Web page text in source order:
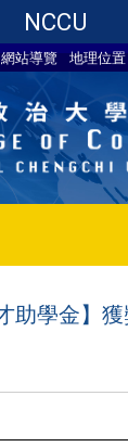
NCCU
網站導覽 地理位置
助學金】